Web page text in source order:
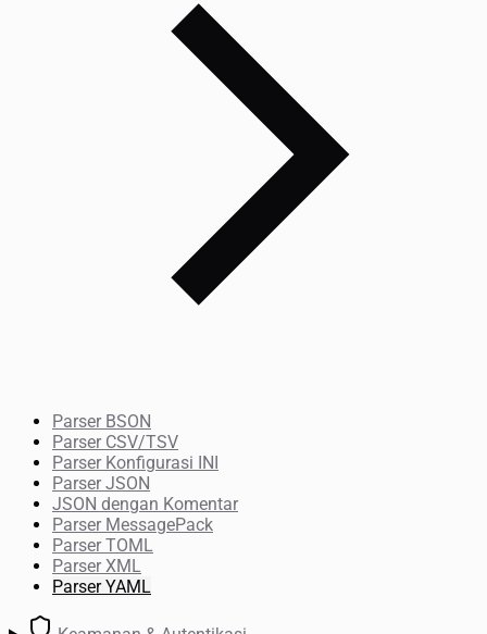
Parser BSON
Parser CSV/TSV
Parser Konfigurasi INI
Parser JSON
JSON dengan Komentar
Parser MessagePack
Parser TOML
Parser XML
Parser YAML